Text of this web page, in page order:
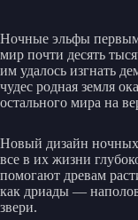
Ночные эльфы
мир почти десять
им удалось изгнать
чудес родная земля
остального мира на
Новый дизайн ночных
все в их жизни
помогают древам
как дриады —
звери.